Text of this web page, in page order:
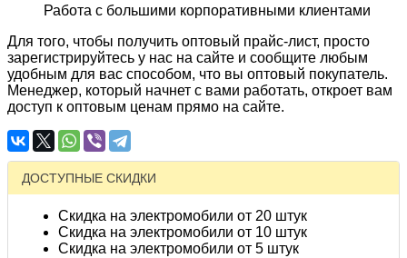
Работа с большими корпоративными клиентами
Для того, чтобы получить оптовый прайс-лист, просто
зарегистрируйтесь у нас на сайте и сообщите любым
удобным для вас способом, что вы оптовый покупатель.
Менеджер, который начнет с вами работать, откроет вам
доступ к оптовым ценам прямо на сайте.
ДОСТУПНЫЕ СКИДКИ
Скидка на электромобили от 20 штук
Скидка на электромобили от 10 штук
Скидка на электромобили от 5 штук